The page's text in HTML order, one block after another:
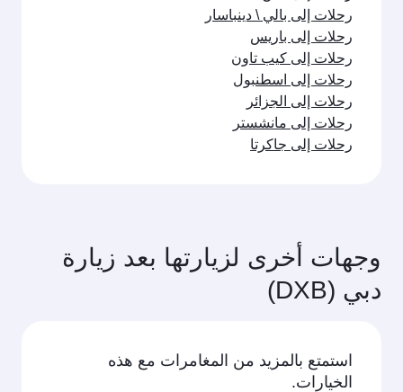
رحلات إلى بالي \ دينباسار
رحلات إلى باريس
رحلات إلى كيب تاون
رحلات إلى اسطنبول
رحلات إلى الجزائر
رحلات إلى مانشستر
رحلات إلى جاكرتا
وجهات أخرى لزيارتها بعد زيارة
دبي (DXB)
استمتع بالمزيد من المغامرات مع هذه
الخيارات.